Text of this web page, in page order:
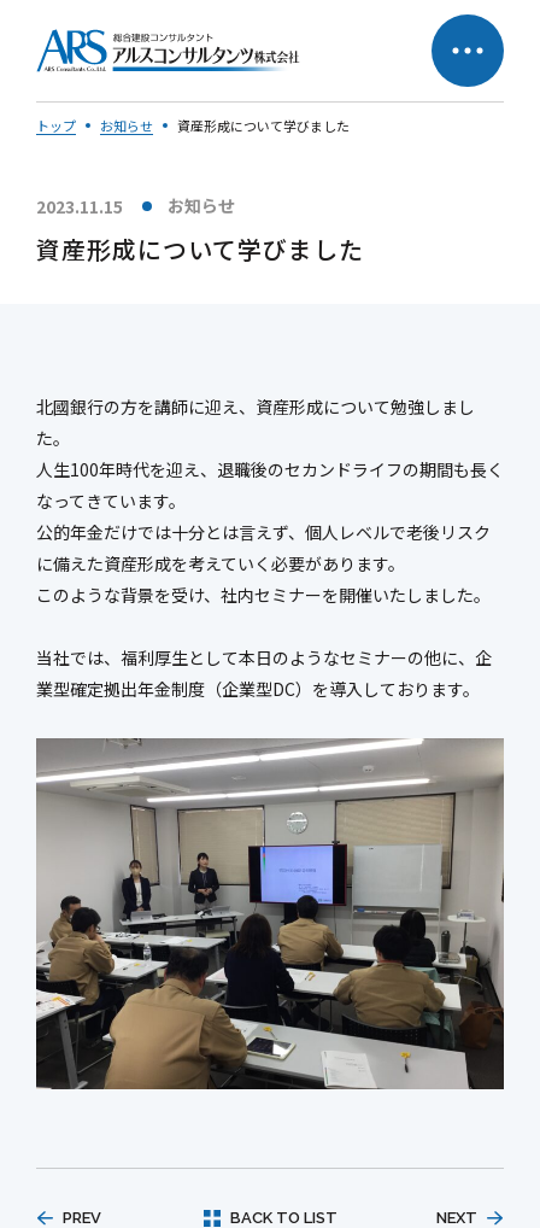
取り組み
会社概要
会社の歩み
50周年特設ページ
新社屋特設ページ
社会基盤整備事業
まちづくり・
防災マネジメント事業
インフラ保全事業
環境調査事業
ハイウェイ事業
トップ お知らせ 資産形成について学びました
2023.11.15 お知らせ
資産形成について学びました
北國銀行の方を講師に迎え、資産形成について勉強しまし
た。
人生100年時代を迎え、退職後のセカンドライフの期間も長く
なってきています。
公的年金だけでは十分とは言えず、個人レベルで老後リスク
に備えた資産形成を考えていく必要があります。
このような背景を受け、社内セミナーを開催いたしました。
当社では、福利厚生として本日のようなセミナーの他に、企
業型確定拠出年金制度（企業型DC）を導入しております。
PREV BACK TO LIST NEXT